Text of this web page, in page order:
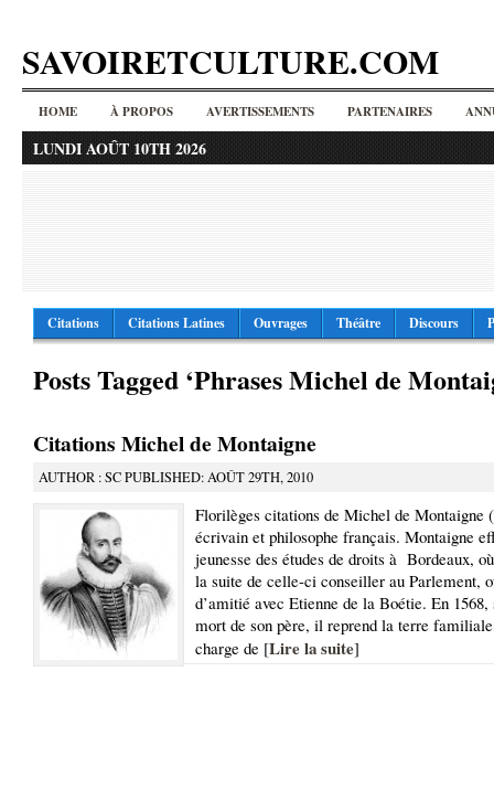
SAVOIRETCULTURE.COM
HOME À PROPOS AVERTISSEMENTS PARTENAIRES
LUNDI AOÛT 10TH 2026
Citations Citations Latines Ouvrages Théâtre Discours
Posts Tagged ‘Phrases Michel de
Citations Michel de Montaigne
AUTHOR : SC PUBLISHED: AOÛT 29TH, 2010
Florilèges citations de Michel de Montaigne
écrivain et philosophe français. Montaigne
jeunesse des études de droits à Bordeaux,
la suite de celle-ci conseiller au Parlement,
d’amitié avec Etienne de la Boétie. En
mort de son père, il reprend la terre
charge de [Lire la suite]